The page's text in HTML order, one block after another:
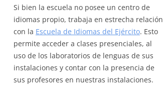
Si bien la escuela no posee un centro de
idiomas propio, trabaja en estrecha relación
con la Escuela de Idiomas del Ejército. Esto
permite acceder a clases presenciales, al
uso de los laboratorios de lenguas de sus
instalaciones y contar con la presencia de
sus profesores en nuestras instalaciones.